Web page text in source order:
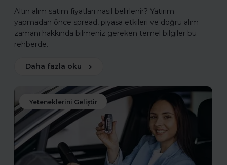
Altın alım satım fiyatları nasıl belirlenir? Yatırım
yapmadan önce spread, piyasa etkileri ve doğru alım
zamanı hakkında bilmeniz gereken temel bilgiler bu
rehberde.
Daha fazla oku
Yeteneklerini Geliştir